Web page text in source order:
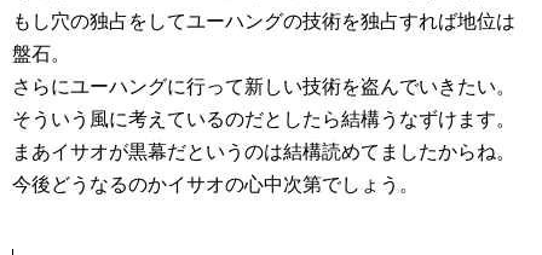
もし穴の独占をしてユーハングの技術を独占すれば地位は
盤石。
さらにユーハングに行って新しい技術を盗んでいきたい。
そういう風に考えているのだとしたら結構うなずけます。
まあイサオが黒幕だというのは結構読めてましたからね。
今後どうなるのかイサオの心中次第でしょう。